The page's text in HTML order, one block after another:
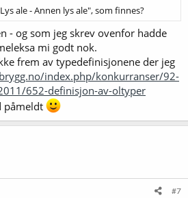
ale - Annen lys ale", som finnes?
- og som jeg skrev ovenfor hadde
mi godt nok.
frem av typedefinisjonene der jeg
index.php/konkurranser/92-
652-definisjon-av-oltyper
påmeldt
#7